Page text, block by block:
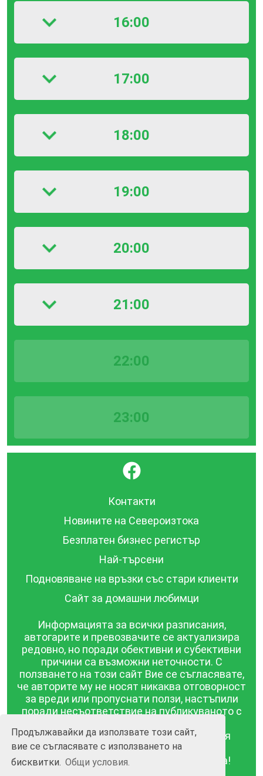
Продължавайки да използвате този сайт,
вие се съгласявате с използването на
бисквитки. Общи условия.
16:00
17:00
18:00
19:00
20:00
21:00
22:00
23:00
}
Контакти
Новините на Североизтока
Безплатен бизнес регистър
Най-търсени
Подновяване на връзки със стари клиенти
Сайт за домашни любимци
Информацията за всички разписания,
автогарите и превозвачите се актуализира
редовно, но поради обективни и субективни
причини са възможни неточности. С
ползването на този сайт Вие се съгласявате,
че авторите му не носят никаква отговорност
за вреди или пропуснати ползи, настъпили
поради несъответствие на публикуваното с
публикувана в този сайт се предоставя
такава каквато е, без гаранция за
съответствието ѝ с действителността!